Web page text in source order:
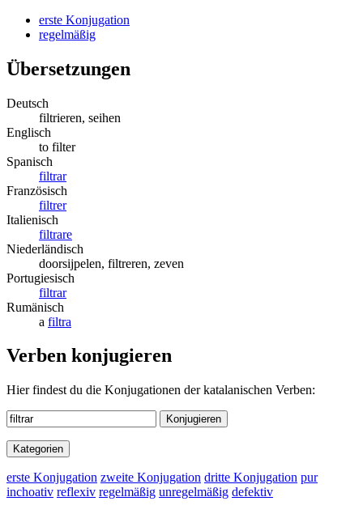
erste Konjugation
regelmäßig
Übersetzungen
Deutsch
filtrieren, seihen
Englisch
to filter
Spanisch
filtrar
Französisch
filtrer
Italienisch
filtrare
Niederländisch
doorsijpelen, filtreren, zeven
Portugiesisch
filtrar
Rumänisch
a filtra
Verben konjugieren
Hier findest du die Konjugationen der katalanischen Verben:
Konjugieren
Kategorien
erste Konjugation zweite Konjugation dritte Konjugation pur
inchoativ reflexiv regelmäßig unregelmäßig defektiv